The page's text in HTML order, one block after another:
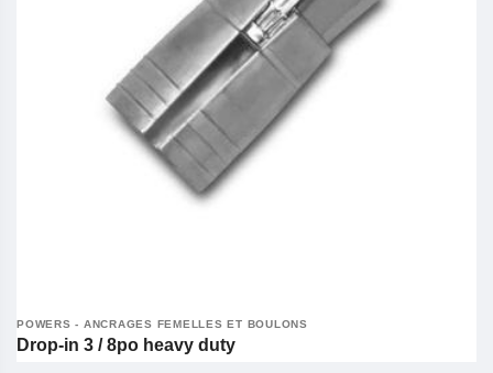
POWERS - ANCRAGES FEMELLES ET BOULONS
Drop-in 3 / 8po heavy duty